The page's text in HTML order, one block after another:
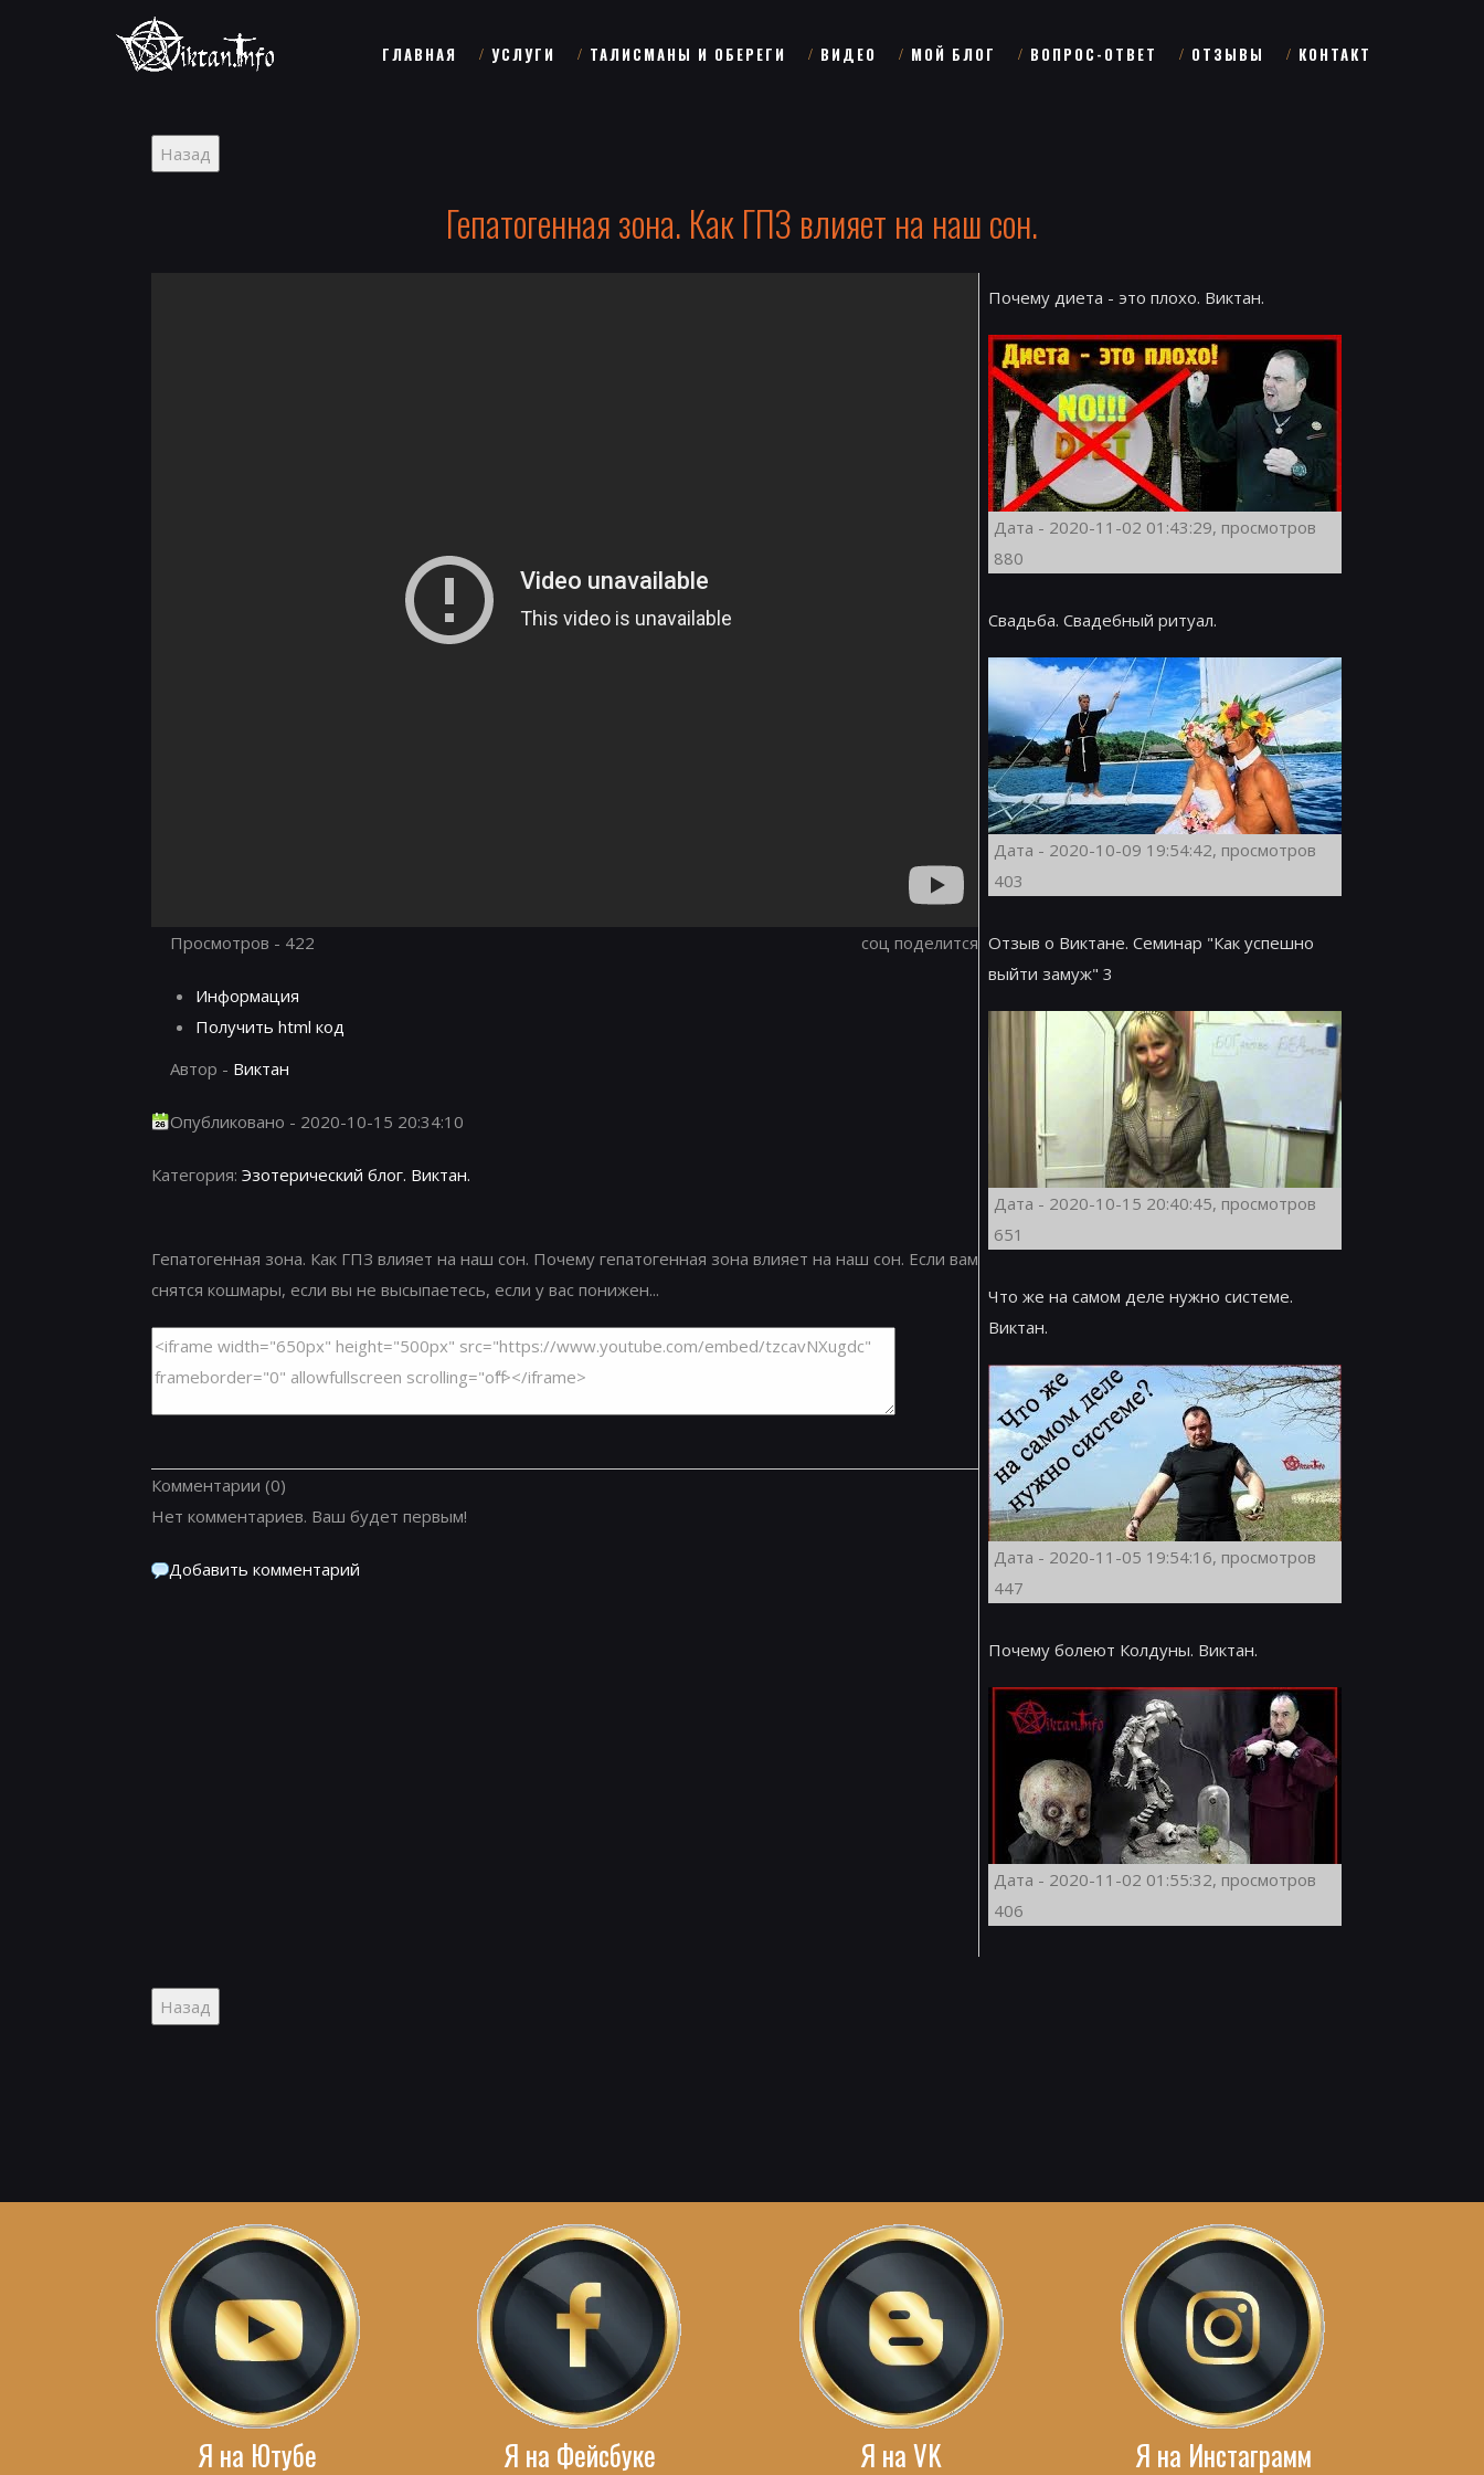
ГЛАВНАЯ УСЛУГИ ТАЛИСМАНЫ И ОБЕРЕГИ ВИДЕО МОЙ БЛОГ ВОПРОС-ОТВЕТ ОТЗЫВЫ КОНТАКТ
Гепатогенная зона. Как ГПЗ влияет на наш сон.
Просмотров - 422 соц поделится
Информация
Получить html код
Автор - Виктан
Опубликовано - 2020-10-15 20:34:10
Категория: Эзотерический блог. Виктан.
Гепатогенная зона. Как ГПЗ влияет на наш сон. Почему гепатогенная зона влияет на наш сон. Если вам
снятся кошмары, если вы не высыпаетесь, если у вас понижен...
Комментарии (0)
Нет комментариев. Ваш будет первым!
Добавить комментарий
Почему диета - это плохо. Виктан.
Дата - 2020-11-02 01:43:29, просмотров
880
Свадьба. Свадебный ритуал.
Дата - 2020-10-09 19:54:42, просмотров
403
Отзыв о Виктане. Семинар "Как успешно
выйти замуж" 3
Дата - 2020-10-15 20:40:45, просмотров
651
Что же на самом деле нужно системе.
Виктан.
Дата - 2020-11-05 19:54:16, просмотров
447
Почему болеют Колдуны. Виктан.
Дата - 2020-11-02 01:55:32, просмотров
406
Я на Ютубе Я на Фейсбуке Я на VK Я на Инстаграмм